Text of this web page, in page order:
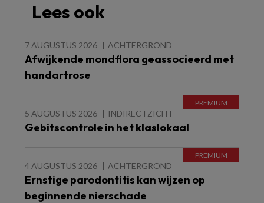
Lees ook
7 AUGUSTUS 2026 ACHTERGROND
Afwijkende mondflora geassocieerd met
handartrose
5 AUGUSTUS 2026 INDIRECTZICHT
Gebitscontrole in het klaslokaal
4 AUGUSTUS 2026 ACHTERGROND
Ernstige parodontitis kan wijzen op
beginnende nierschade